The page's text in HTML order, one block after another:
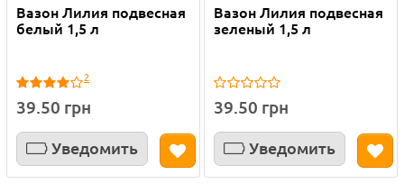
Вазон Лилия подвесная
белый 1,5 л
2
39.50 грн
Уведомить
Вазон Лилия подвесная
зеленый 1,5 л
39.50 грн
Уведомить